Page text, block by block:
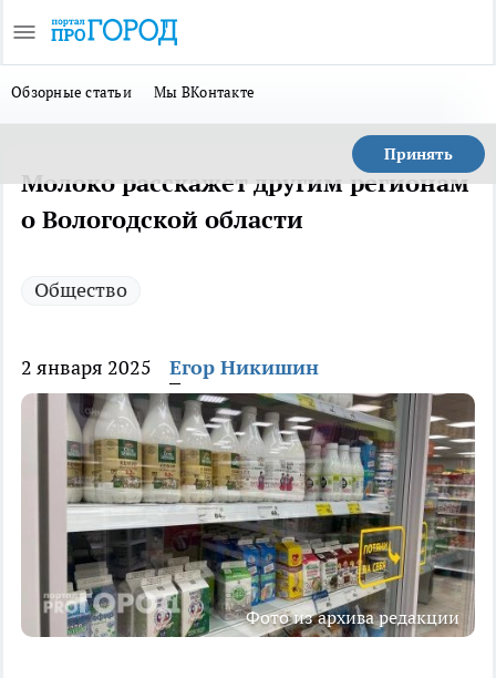
Обзорные статьи Мы ВКонтакте
Принять
Молоко расскажет другим регионам
о Вологодской области
Общество
2 января 2025 Егор Никишин
Фото из архива редакции